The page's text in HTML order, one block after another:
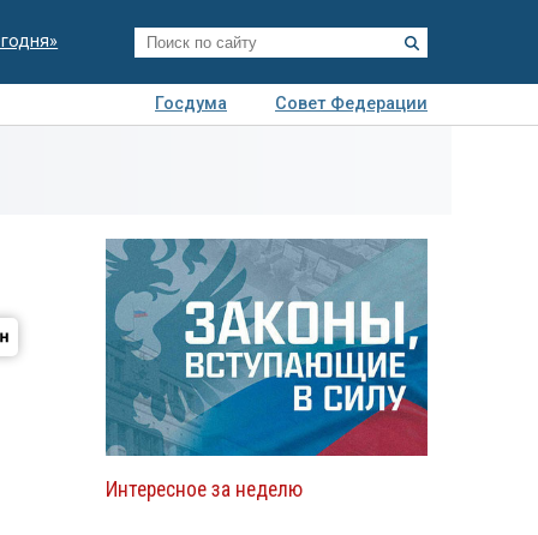
Госдума
Совет Федерации
Интересное за неделю